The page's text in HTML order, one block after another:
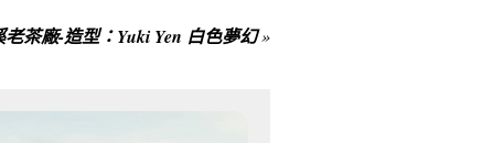
茶廠-造型：Yuki Yen 白色夢幻»